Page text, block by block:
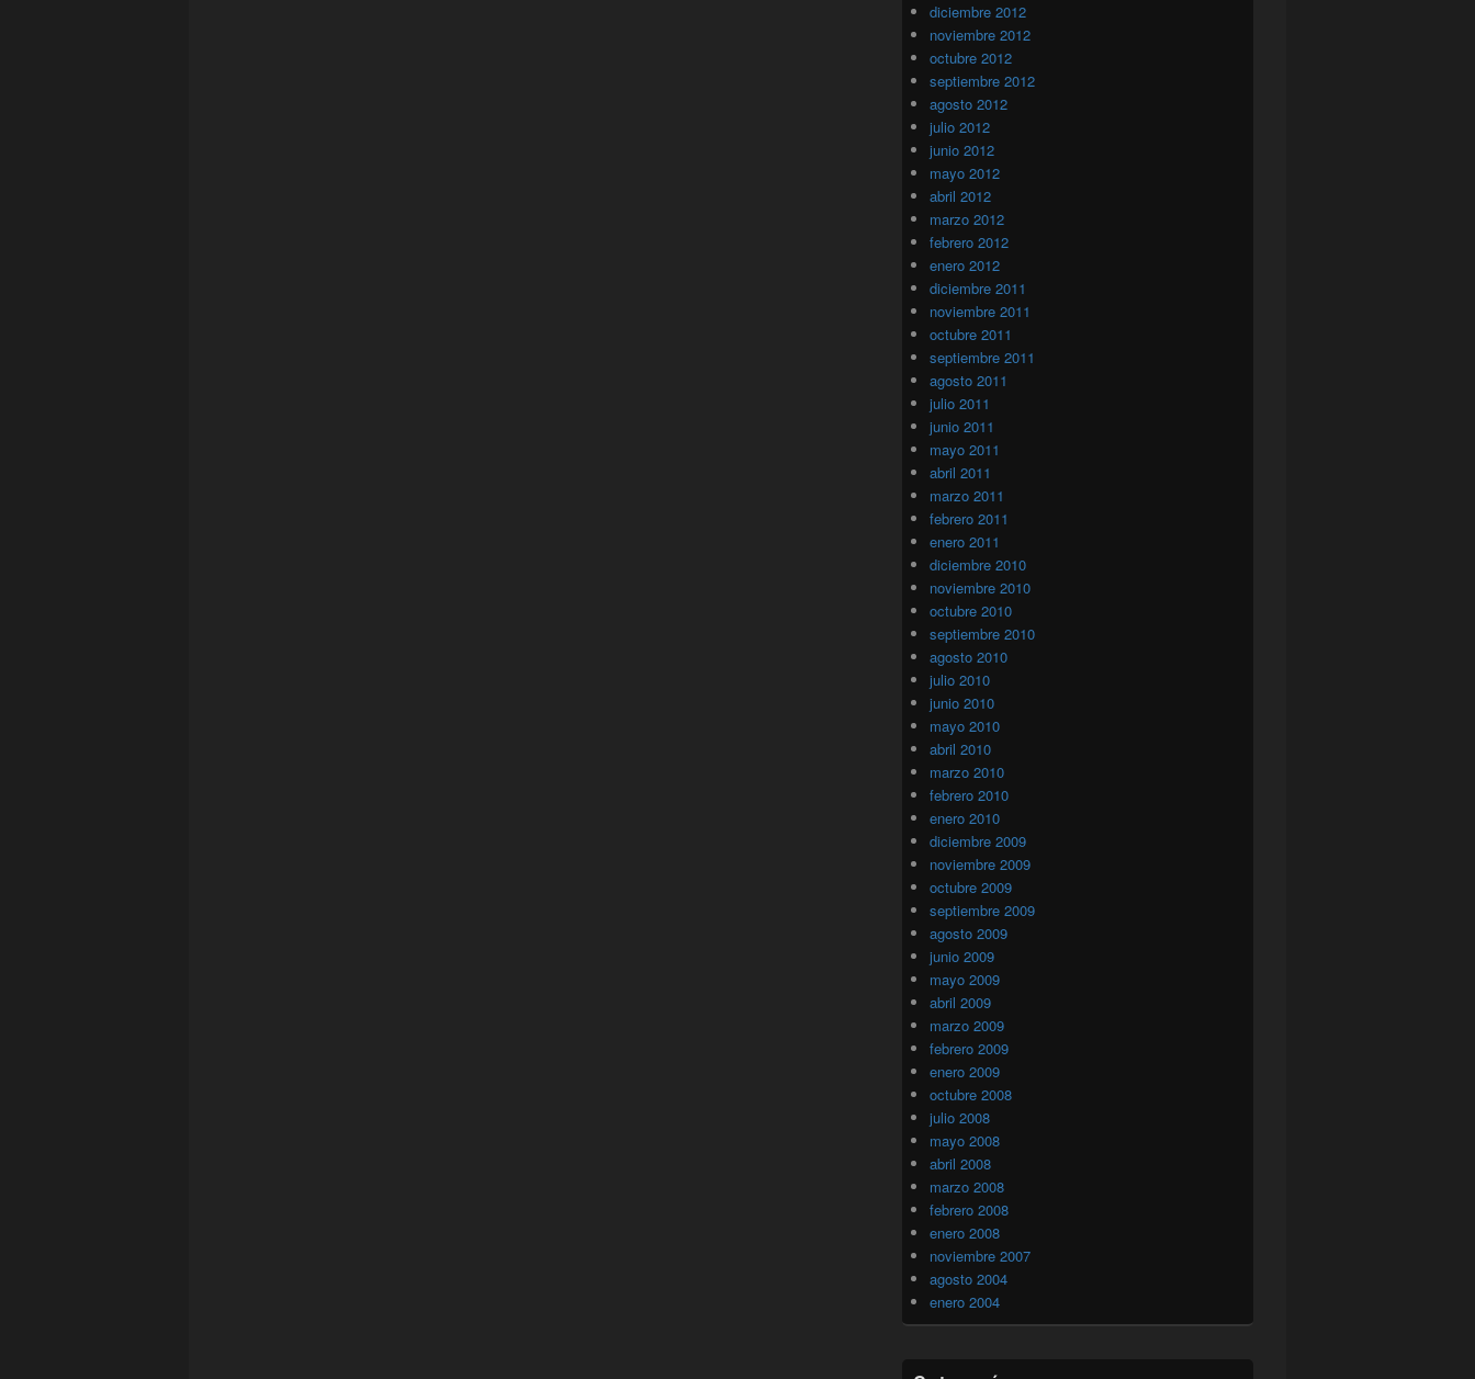
diciembre 2012
noviembre 2012
octubre 2012
septiembre 2012
agosto 2012
julio 2012
junio 2012
mayo 2012
abril 2012
marzo 2012
febrero 2012
enero 2012
diciembre 2011
noviembre 2011
octubre 2011
septiembre 2011
agosto 2011
julio 2011
junio 2011
mayo 2011
abril 2011
marzo 2011
febrero 2011
enero 2011
diciembre 2010
noviembre 2010
octubre 2010
septiembre 2010
agosto 2010
julio 2010
junio 2010
mayo 2010
abril 2010
marzo 2010
febrero 2010
enero 2010
diciembre 2009
noviembre 2009
octubre 2009
septiembre 2009
agosto 2009
junio 2009
mayo 2009
abril 2009
marzo 2009
febrero 2009
enero 2009
octubre 2008
julio 2008
mayo 2008
abril 2008
marzo 2008
febrero 2008
enero 2008
noviembre 2007
agosto 2004
enero 2004